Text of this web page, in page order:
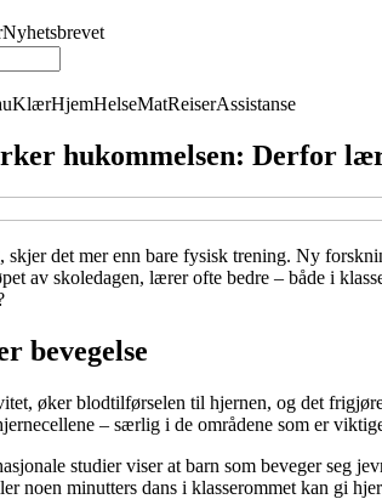
Nyhetsbrevet
KlærHjemHelseMatReiserAssistanse
hukommelsen: Derfor
skjer det mer enn bare fysisk trening. Ny
av skoledagen, lærer ofte bedre – både i
bevegelse
øker blodtilførselen til hjernen, og det
– særlig i de områdene som er
studier viser at barn som beveger seg
noen minutters dans i klasserommet kan gi